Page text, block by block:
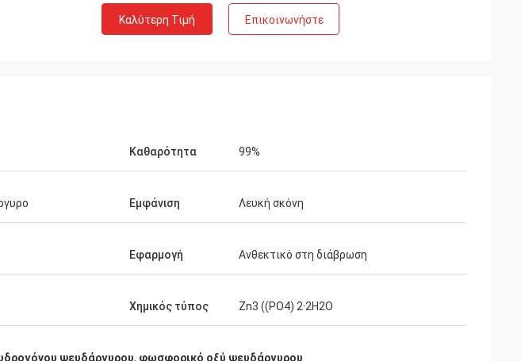
Καλύτερη Τιμή Επικοινωνήστε
Καθαρότητα 99%
Εμφάνιση Λευκή σκόνη
Εφαρμογή Ανθεκτικό στη διάβρωση
Χημικός τύπος Zn3 ((PO4) 2·2H2O
ψευδάργυρου, φωσφορικό οξύ ψευδάργυρου